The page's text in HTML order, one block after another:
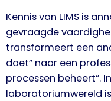
Kennis van LIMS is
gevraagde
transformeert een
doet” naar een
processen beheert”.
laboratoriumwereld